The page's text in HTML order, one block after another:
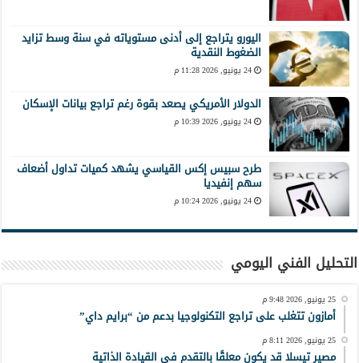
اليورو يتراجع إلى أدنى مستوياته في سنة وسط تزايد
الضغوط النقدية
24 يونيو, 2026 11:28 م
الدولار الأمريكي يصعد بقوة رغم تراجع بيانات الإسكان
24 يونيو, 2026 10:39 م
طرح سبيس إكس القياسي يشهد كميات تداول أضعاف
سهم إنفيديا
24 يونيو, 2026 10:24 م
التحليل الفني اليومي
25 يونيو, 2026 9:48 م
أمازون تتغلب على تراجع التكنولوجيا بدعم من “برايم داي”
25 يونيو, 2026 8:11 م
مصير تيسلا قد يكون معلقًا بالتقدم في القيادة الذاتية